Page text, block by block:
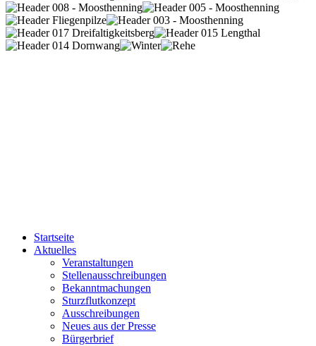
Startseite
Aktuelles
Veranstaltungen
Stellenausschreibungen
Bekanntmachungen
Sturzflutkonzept
Ausschreibungen
Neues aus der Presse
Bürgerbrief